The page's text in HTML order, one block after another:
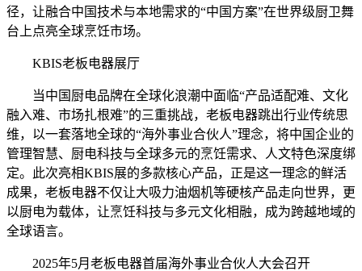
径，让融合中国技术与本地需求的“中国方案”在世界级厨卫舞
台上点亮全球烹饪市场。
KBIS老板电器展厅
当中国厨电品牌在全球化浪潮中面临“产品适配难、文化
融入难、市场扎根难”的三重挑战，老板电器跳出行业传统思
维，以一套落地全球的“海外事业合伙人”理念，将中国企业的
管理智慧、厨电科技与全球多元的烹饪需求、人文特色深度绑
定。此次亮相KBIS展的多款核心产品，正是这一理念的鲜活
成果，老板电器不仅让大吸力油烟机等硬核产品走向世界，更
以厨电为载体，让烹饪科技与多元文化相融，成为跨越地域的
全球语言。
2025年5月老板电器首届海外事业合伙人大会召开